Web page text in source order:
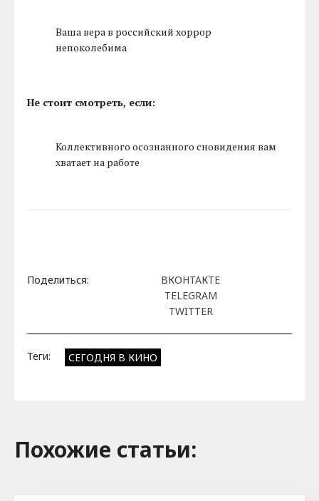
Ваша вера в российский хоррор
непоколебима
Не стоит смотреть, если:
Коллективного осознанного сновидения вам
хватает на работе
Поделиться:
ВКОНТАКТЕ
TELEGRAM
TWITTER
Теги: СЕГОДНЯ В КИНО
Похожие cтатьи: